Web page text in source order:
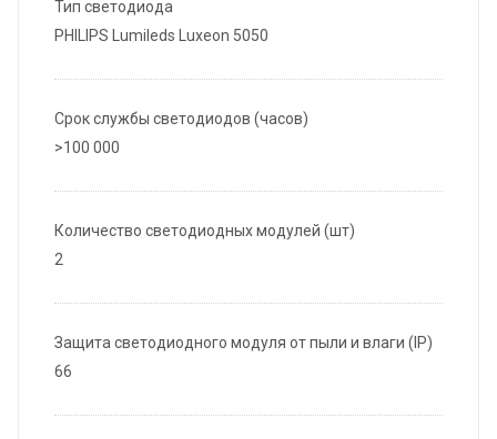
Тип светодиода
PHILIPS Lumileds Luxeon 5050
Срок службы светодиодов (часов)
>100 000
Количество светодиодных модулей (шт)
2
Защита светодиодного модуля от пыли и влаги (IP)
66